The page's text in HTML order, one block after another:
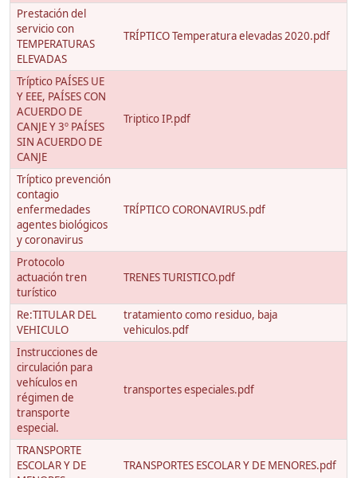
Prestación del
servicio con
TEMPERATURAS
ELEVADAS
TRÍPTICO Temperatura elevadas 2020.pdf
Tríptico PAÍSES UE
Y EEE, PAÍSES CON
ACUERDO DE
CANJE Y 3º PAÍSES
SIN ACUERDO DE
CANJE
Triptico IP.pdf
Tríptico prevención
contagio
enfermedades
agentes biológicos
y coronavirus
TRÍPTICO CORONAVIRUS.pdf
Protocolo
actuación tren
turístico
TRENES TURISTICO.pdf
Re:TITULAR DEL
VEHICULO
tratamiento como residuo, baja
vehiculos.pdf
Instrucciones de
circulación para
vehículos en
régimen de
transporte
especial.
transportes especiales.pdf
TRANSPORTE
ESCOLAR Y DE
TRANSPORTES ESCOLAR Y DE MENORES.pdf